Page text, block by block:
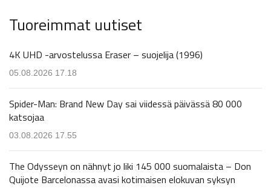
Tuoreimmat uutiset
4K UHD -arvostelussa Eraser – suojelija (1996)
05.08.2026 17.18
Spider-Man: Brand New Day sai viidessä päivässä 80 000
katsojaa
03.08.2026 17.55
The Odysseyn on nähnyt jo liki 145 000 suomalaista – Don
Quijote Barcelonassa avasi kotimaisen elokuvan syksyn